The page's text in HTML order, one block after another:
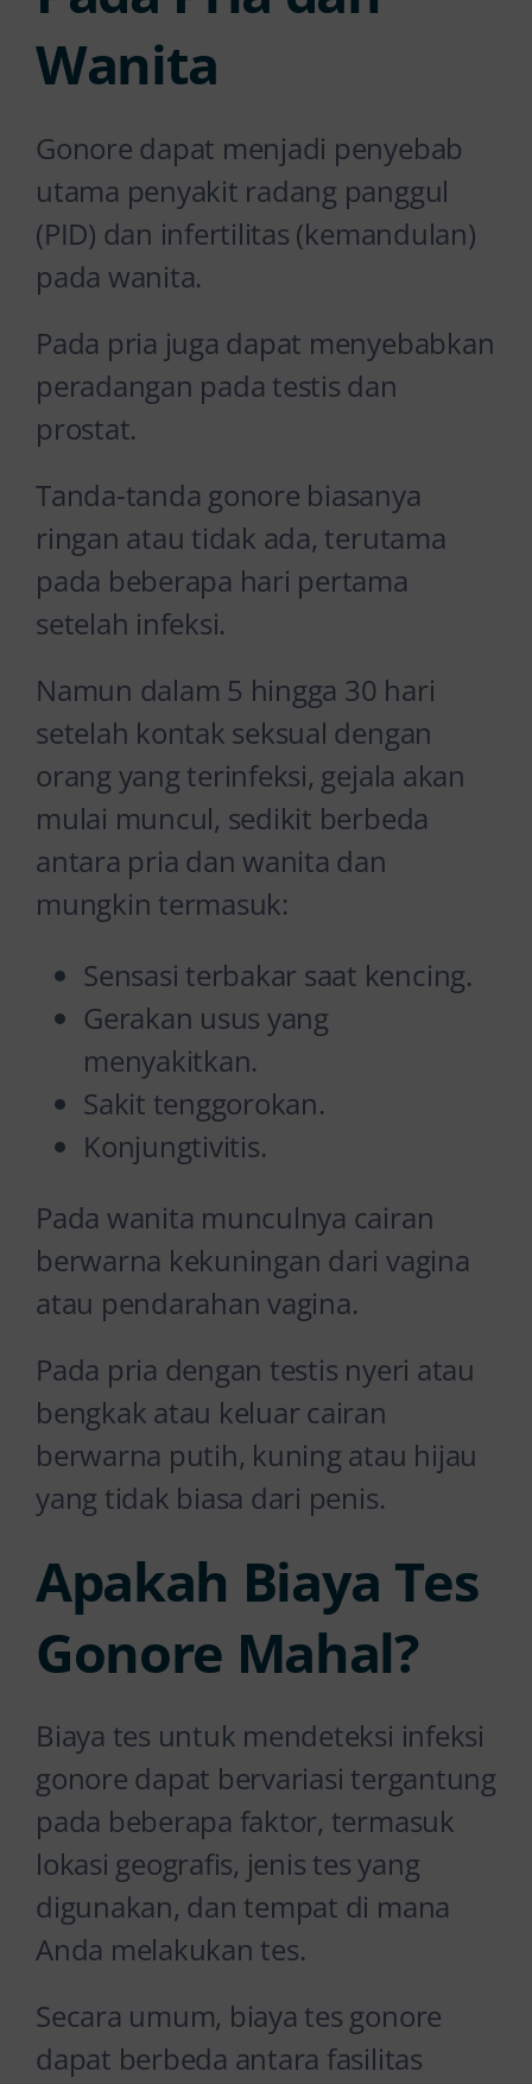
Wanita
Gonore dapat menjadi penyebab
utama penyakit radang panggul
(PID) dan infertilitas (kemandulan)
pada wanita.
Pada pria juga dapat menyebabkan
peradangan pada testis dan
prostat.
Tanda-tanda gonore biasanya
ringan atau tidak ada, terutama
pada beberapa hari pertama
setelah infeksi.
Namun dalam 5 hingga 30 hari
setelah kontak seksual dengan
orang yang terinfeksi, gejala akan
mulai muncul, sedikit berbeda
antara pria dan wanita dan
mungkin termasuk:
Sensasi terbakar saat kencing.
Gerakan usus yang
menyakitkan.
Sakit tenggorokan.
Konjungtivitis.
Pada wanita munculnya cairan
berwarna kekuningan dari vagina
atau pendarahan vagina.
Pada pria dengan testis nyeri atau
bengkak atau keluar cairan
berwarna putih, kuning atau hijau
yang tidak biasa dari penis.
Apakah Biaya Tes
Gonore Mahal?
Biaya tes untuk mendeteksi infeksi
gonore dapat bervariasi tergantung
pada beberapa faktor, termasuk
lokasi geografis, jenis tes yang
digunakan, dan tempat di mana
Anda melakukan tes.
Secara umum, biaya tes gonore
dapat berbeda antara fasilitas